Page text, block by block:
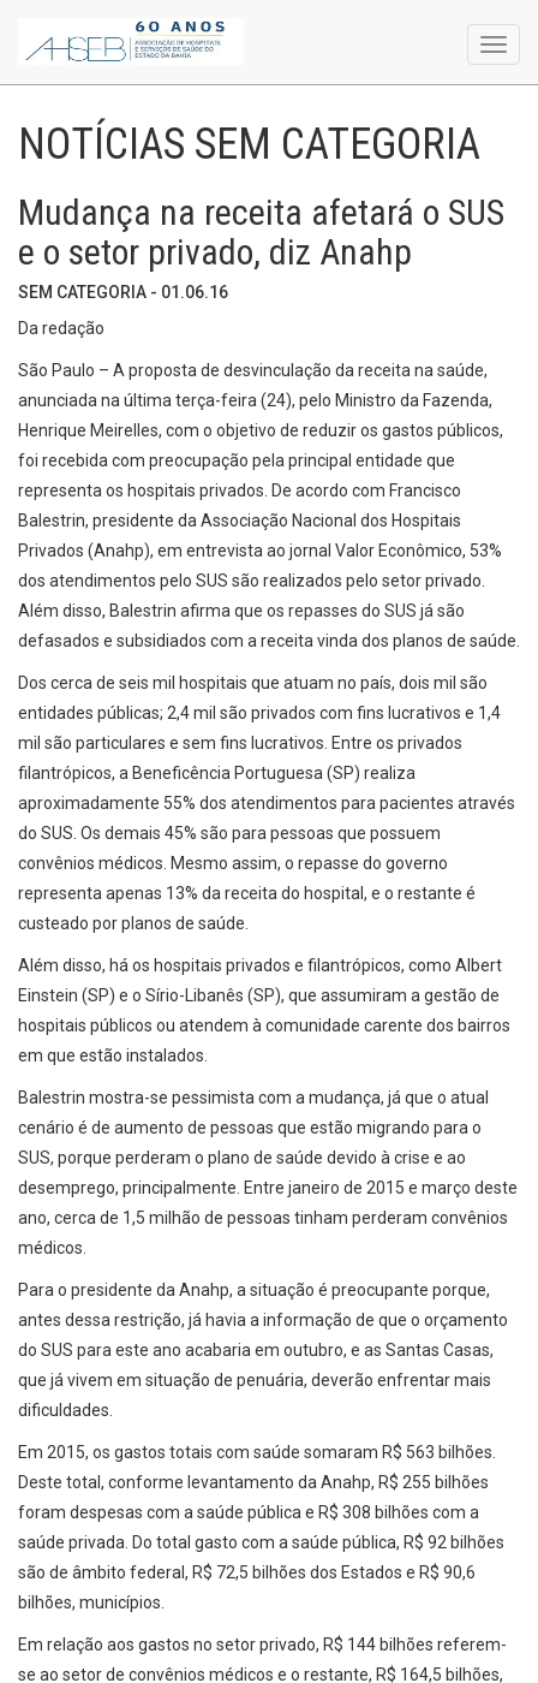
NOTÍCIAS SEM CATEGORIA
Mudança na receita afetará o SUS
e o setor privado, diz Anahp
SEM CATEGORIA - 01.06.16
Da redação
São Paulo – A proposta de desvinculação da receita na saúde,
anunciada na última terça-feira (24), pelo Ministro da Fazenda,
Henrique Meirelles, com o objetivo de reduzir os gastos públicos,
foi recebida com preocupação pela principal entidade que
representa os hospitais privados. De acordo com Francisco
Balestrin, presidente da Associação Nacional dos Hospitais
Privados (Anahp), em entrevista ao jornal Valor Econômico, 53%
dos atendimentos pelo SUS são realizados pelo setor privado.
Além disso, Balestrin afirma que os repasses do SUS já são
defasados e subsidiados com a receita vinda dos planos de saúde.
Dos cerca de seis mil hospitais que atuam no país, dois mil são
entidades públicas; 2,4 mil são privados com fins lucrativos e 1,4
mil são particulares e sem fins lucrativos. Entre os privados
filantrópicos, a Beneficência Portuguesa (SP) realiza
aproximadamente 55% dos atendimentos para pacientes através
do SUS. Os demais 45% são para pessoas que possuem
convênios médicos. Mesmo assim, o repasse do governo
representa apenas 13% da receita do hospital, e o restante é
custeado por planos de saúde.
Além disso, há os hospitais privados e filantrópicos, como Albert
Einstein (SP) e o Sírio-Libanês (SP), que assumiram a gestão de
hospitais públicos ou atendem à comunidade carente dos bairros
em que estão instalados.
Balestrin mostra-se pessimista com a mudança, já que o atual
cenário é de aumento de pessoas que estão migrando para o
SUS, porque perderam o plano de saúde devido à crise e ao
desemprego, principalmente. Entre janeiro de 2015 e março deste
ano, cerca de 1,5 milhão de pessoas tinham perderam convênios
médicos.
Para o presidente da Anahp, a situação é preocupante porque,
antes dessa restrição, já havia a informação de que o orçamento
do SUS para este ano acabaria em outubro, e as Santas Casas,
que já vivem em situação de penuária, deverão enfrentar mais
dificuldades.
Em 2015, os gastos totais com saúde somaram R$ 563 bilhões.
Deste total, conforme levantamento da Anahp, R$ 255 bilhões
foram despesas com a saúde pública e R$ 308 bilhões com a
saúde privada. Do total gasto com a saúde pública, R$ 92 bilhões
são de âmbito federal, R$ 72,5 bilhões dos Estados e R$ 90,6
bilhões, municípios.
Em relação aos gastos no setor privado, R$ 144 bilhões referem-
se ao setor de convênios médicos e o restante, R$ 164,5 bilhões,